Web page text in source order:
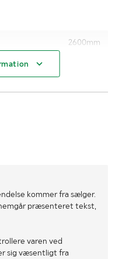
2600mm
kommer fra sælger.
præsenteret tekst,
varen ved
sig væsentligt fra